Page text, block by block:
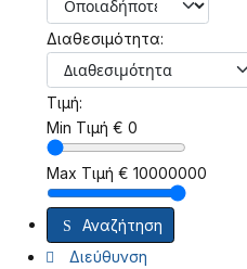
Διαθεσιμότητα:
Τιμή:
Min Τιμή € 0
Max Τιμή € 10000000
Αναζήτηση
Διεύθυνση